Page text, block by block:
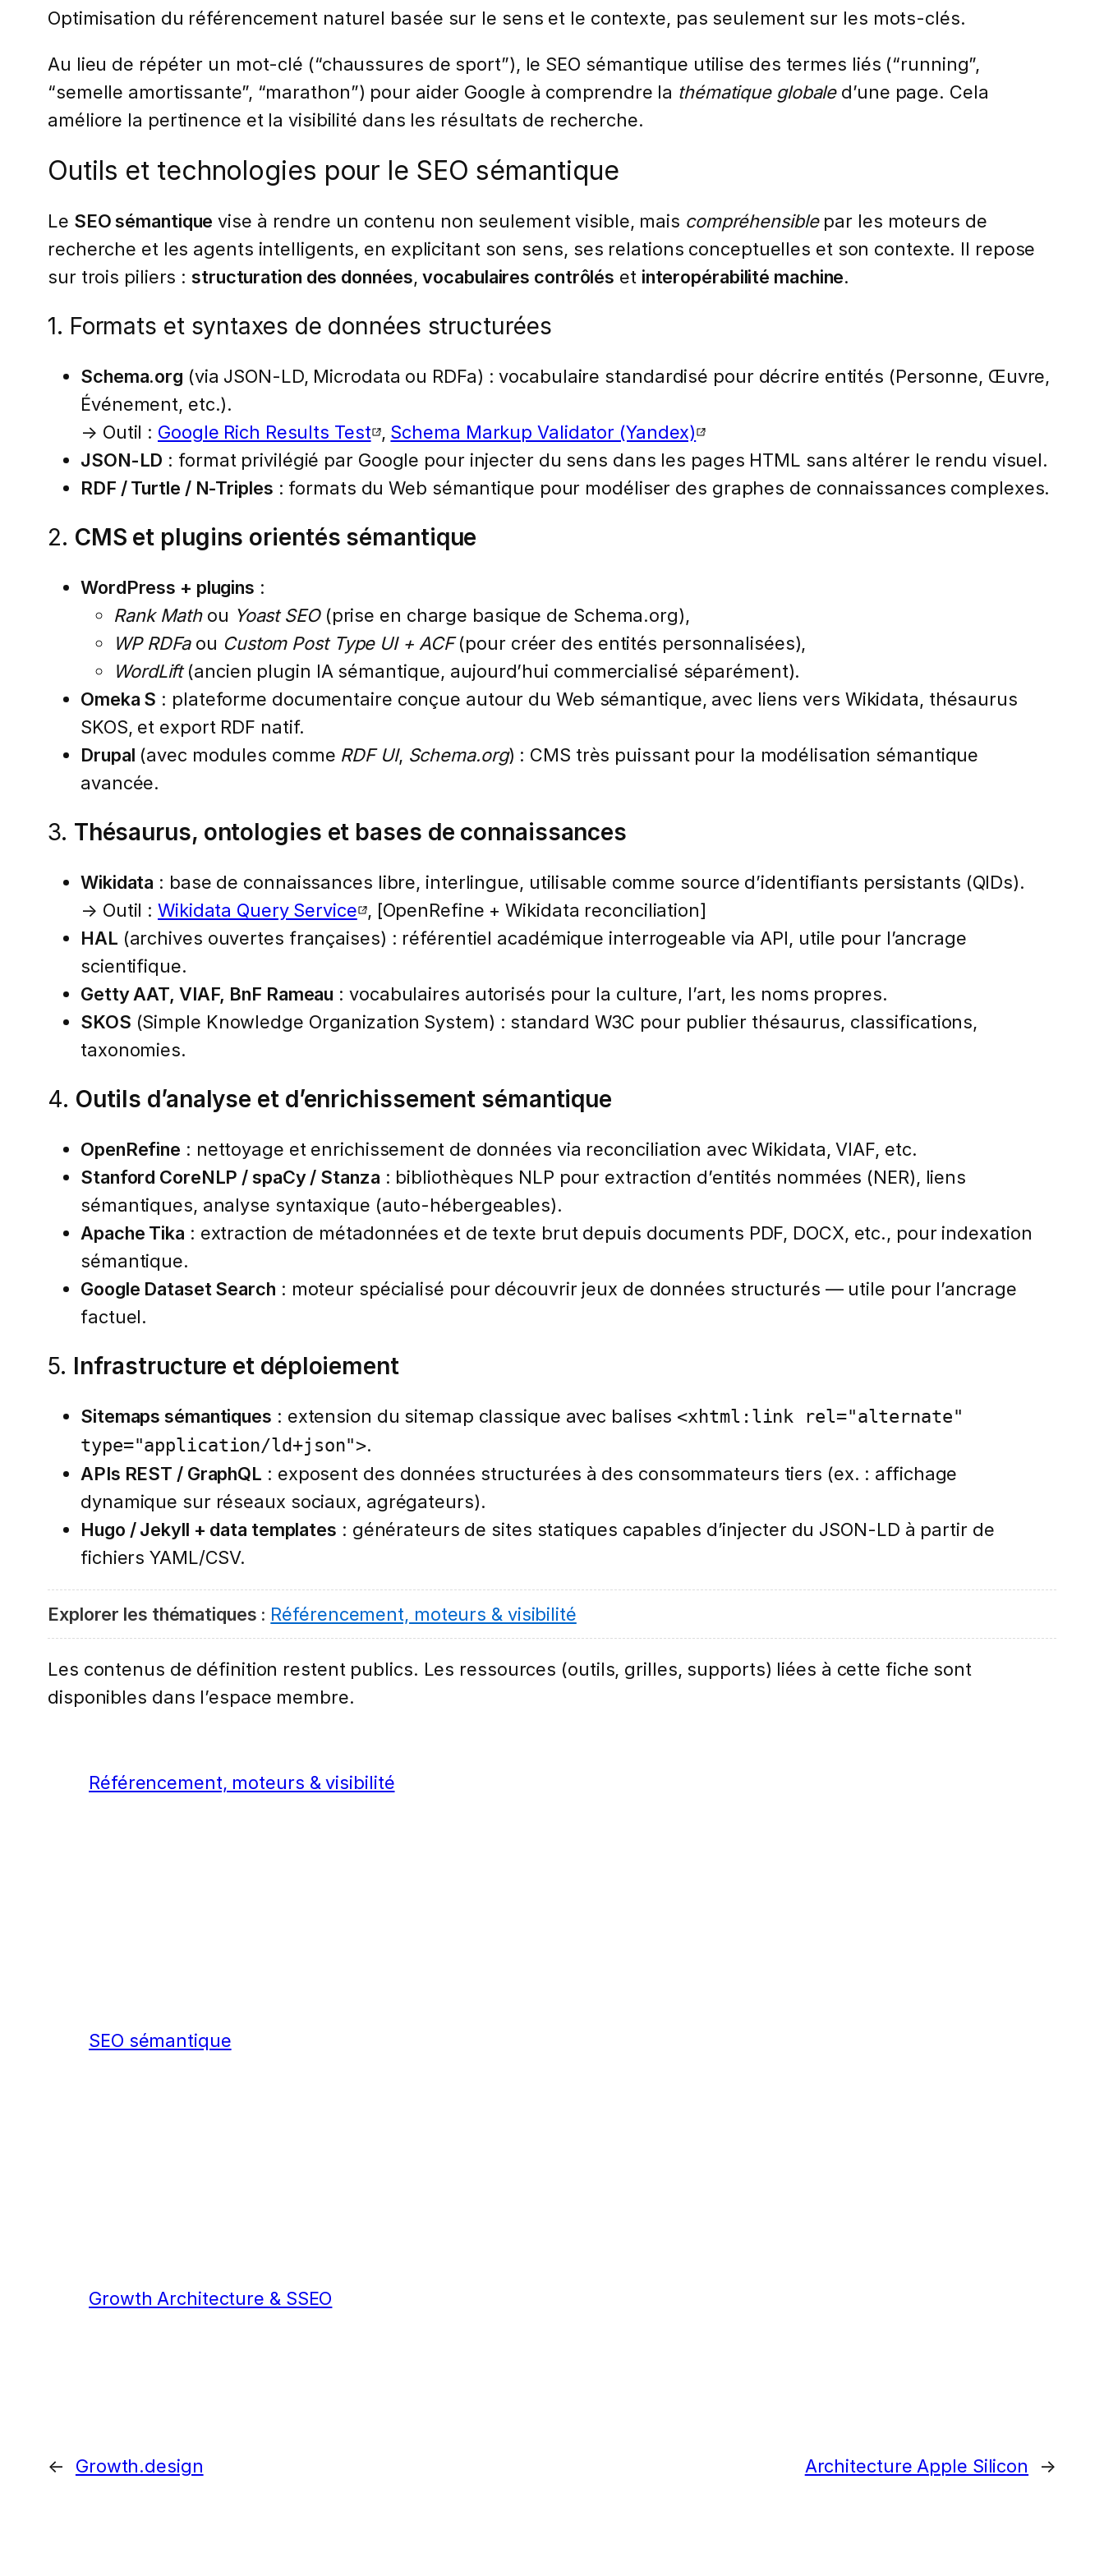
Optimisation du référencement naturel basée sur le sens et le contexte, pas seulement sur les mots-clés.
Au lieu de répéter un mot-clé (“chaussures de sport”), le SEO sémantique utilise des termes liés (“running”,
“semelle amortissante”, “marathon”) pour aider Google à comprendre la thématique globaled’une page. Cela
améliore la pertinence et la visibilité dans les résultats de recherche.
Outils et technologies pour le SEO sémantique
Le SEO sémantique vise à rendre un contenu non seulement visible, mais compréhensiblepar les moteurs de
recherche et les agents intelligents, en explicitant son sens, ses relations conceptuelles et son contexte. Il repose
sur trois piliers : structuration des données,vocabulaires contrôlés et interopérabilité machine.
1. Formats et syntaxes de données structurées
Schema.org (via JSON-LD, Microdata ou RDFa) : vocabulaire standardisé pour décrire entités (Personne, Œuvre,
Événement, etc.).
→ Outil : Google Rich Results Test , Schema Markup Validator (Yandex)
JSON-LD : format privilégié par Google pour injecter du sens dans les pages HTML sans altérer le rendu visuel.
RDF / Turtle / N-Triples : formats du Web sémantique pour modéliser des graphes de connaissances complexes.
2. CMS et plugins orientés sémantique
WordPress + plugins :
Rank Mathou Yoast SEO(prise en charge basique de Schema.org),
WP RDFaou Custom Post Type UI + ACF(pour créer des entités personnalisées),
WordLift(ancien plugin IA sémantique, aujourd’hui commercialisé séparément).
Omeka S : plateforme documentaire conçue autour du Web sémantique, avec liens vers Wikidata, thésaurus
SKOS, et export RDF natif.
Drupal (avec modules comme RDF UI, Schema.org) : CMS très puissant pour la modélisation sémantique
avancée.
3. Thésaurus, ontologies et bases de connaissances
Wikidata : base de connaissances libre, interlingue, utilisable comme source d’identifiants persistants (QIDs).
→ Outil : Wikidata Query Service , [OpenRefine + Wikidata reconciliation]
HAL (archives ouvertes françaises) : référentiel académique interrogeable via API, utile pour l’ancrage
scientifique.
Getty AAT, VIAF, BnF Rameau : vocabulaires autorisés pour la culture, l’art, les noms propres.
SKOS (Simple Knowledge Organization System) : standard W3C pour publier thésaurus, classifications,
taxonomies.
4. Outils d’analyse et d’enrichissement sémantique
OpenRefine : nettoyage et enrichissement de données via reconciliation avec Wikidata, VIAF, etc.
Stanford CoreNLP / spaCy / Stanza : bibliothèques NLP pour extraction d’entités nommées (NER), liens
sémantiques, analyse syntaxique (auto-hébergeables).
Apache Tika : extraction de métadonnées et de texte brut depuis documents PDF, DOCX, etc., pour indexation
sémantique.
Google Dataset Search : moteur spécialisé pour découvrir jeux de données structurés — utile pour l’ancrage
factuel.
5. Infrastructure et déploiement
Sitemaps sémantiques : extension du sitemap classique avec balises <xhtml:link rel="alternate"
type="application/ld+json">.
APIs REST / GraphQL : exposent des données structurées à des consommateurs tiers (ex. : affichage
dynamique sur réseaux sociaux, agrégateurs).
Hugo / Jekyll + data templates : générateurs de sites statiques capables d’injecter du JSON-LD à partir de
fichiers YAML/CSV.
Explorer les thématiques : Référencement, moteurs & visibilité
Les contenus de définition restent publics. Les ressources (outils, grilles, supports) liées à cette fiche sont
disponibles dans l’espace membre.
Référencement, moteurs & visibilité
SEO sémantique
Growth Architecture & SSEO
← Growth.design Architecture Apple Silicon →